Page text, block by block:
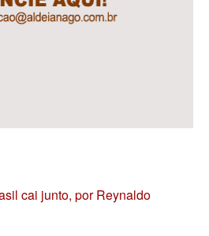
cai junto, por Reynaldo